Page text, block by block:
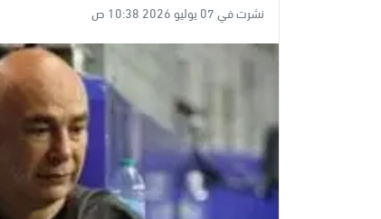
نشرت في 07 يوليو 2026 10:38 ص